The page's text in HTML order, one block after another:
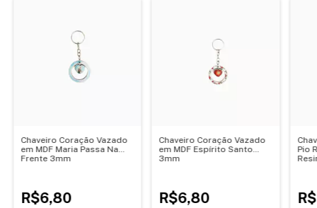
Chaveiro Coração Vazado
em MDF Maria Passa Na
Frente 3mm
R$6,80
Chaveiro Coração Vazado
em MDF Espírito Santo
3mm
R$6,80
Pio